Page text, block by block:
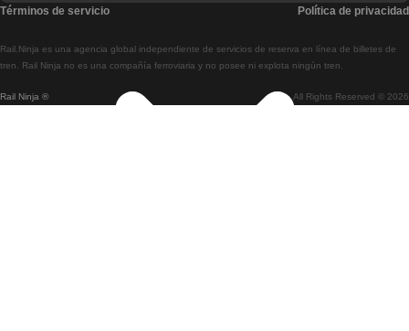
Tren De Lisboa A Braga
Tren De Braga A Lisboa
Rail Ninja ® All Rights Reserved © 2026
Rail.Ninja es una agencia global independiente de servicios de reserva en línea de billetes de
tren. Rail Ninja no es una compañía ferroviaria y no posee ni explota ningún tren.
Términos de servicio Política de privacidad